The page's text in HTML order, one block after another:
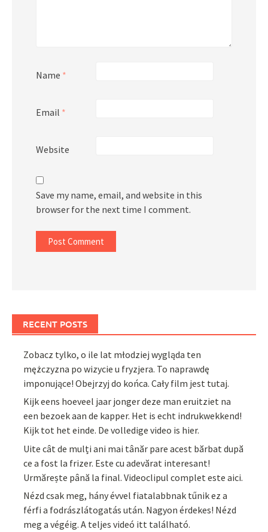
Name *
Email *
Website
Save my name, email, and website in this
browser for the next time I comment.
RECENT POSTS
Zobacz tylko, o ile lat młodziej wygląda ten
mężczyzna po wizycie u fryzjera. To naprawdę
imponujące! Obejrzyj do końca. Cały film jest tutaj.
Kijk eens hoeveel jaar jonger deze man eruitziet na
een bezoek aan de kapper. Het is echt indrukwekkend!
Kijk tot het einde. De volledige video is hier.
Uite cât de mulți ani mai tânăr pare acest bărbat după
ce a fost la frizer. Este cu adevărat interesant!
Urmărește până la final. Videoclipul complet este aici.
Nézd csak meg, hány évvel fiatalabbnak tűnik ez a
férfi a fodrászlátogatás után. Nagyon érdekes! Nézd
meg a végéig. A teljes videó itt található.